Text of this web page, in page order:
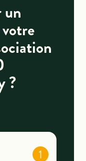
un
?
1